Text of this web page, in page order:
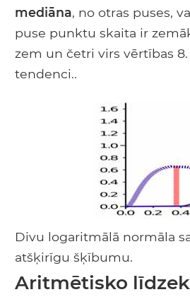
mediāna, no otras puses,
puse punktu skaita ir
zem un četri virs vērtības
tendenci..
Divu logaritmālā normāla
atšķirīgu šķībumu.
Aritmētisko